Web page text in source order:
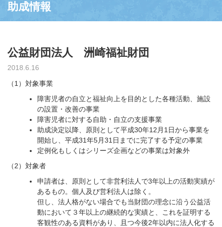
助成情報
公益財団法人 洲崎福祉財団
2018.6.16
（1）対象事業
障害児者の自立と福祉向上を目的とした各種活動、施設
の設置・改善の事業
障害児者に対する自助・自立の支援事業
助成決定以降、原則として平成30年12月1日から事業を
開始し、平成31年5月31日までに完了する予定の事業
定例化もしくはシリーズ企画などの事業は対象外
（2）対象者
申請者は、原則として非営利法人で3年以上の活動実績が
あるもの。個人及び営利法人は除く。
但し、法人格がない場合でも当財団の理念に沿う公益活
動において３年以上の継続的な実績と、これを証明する
客観性のある資料があり、且つ今後2年以内に法人化する